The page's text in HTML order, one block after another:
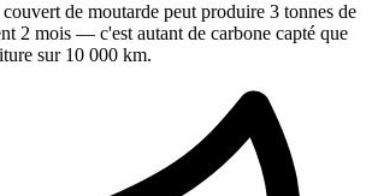
de moutarde peut produire 3 tonnes de
2 mois — c'est autant de carbone capté que
sur 10 000 km.